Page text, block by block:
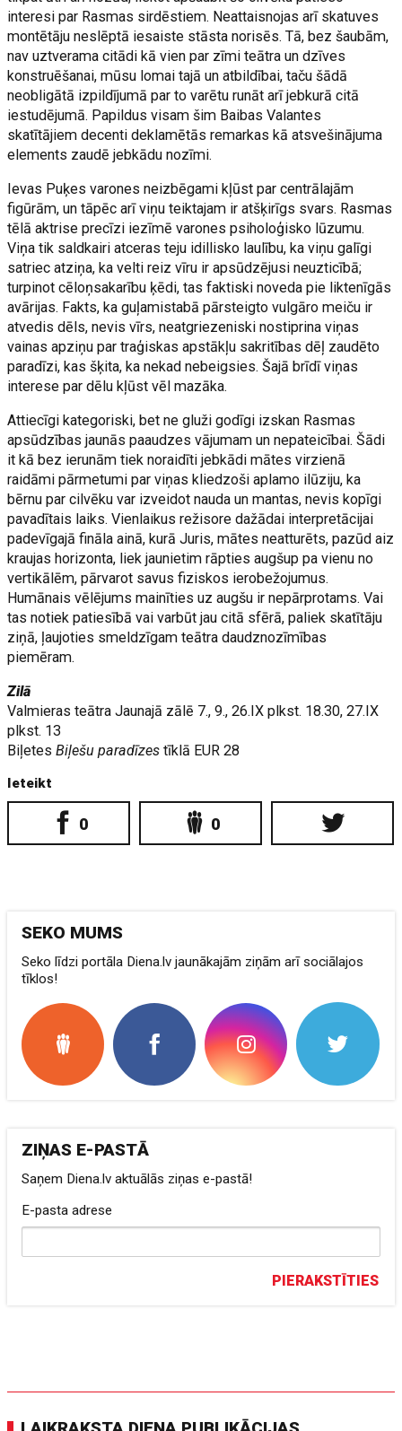
interesi par Rasmas sirdēstiem. Neattaisnojas arī skatuves
montētāju neslēptā iesaiste stāsta norisēs. Tā, bez šaubām,
nav uztverama citādi kā vien par zīmi teātra un dzīves
konstruēšanai, mūsu lomai tajā un atbildībai, taču šādā
neobligātā izpildījumā par to varētu runāt arī jebkurā citā
iestudējumā. Papildus visam šim Baibas Valantes
skatītājiem decenti deklamētās remarkas kā atsvešinājuma
elements zaudē jebkādu nozīmi.
Ievas Puķes varones neizbēgami kļūst par centrālajām
figūrām, un tāpēc arī viņu teiktajam ir atšķirīgs svars. Rasmas
tēlā aktrise precīzi iezīmē varones psiholoģisko lūzumu.
Viņa tik saldkairi atceras teju idillisko laulību, ka viņu galīgi
satriec atziņa, ka velti reiz vīru ir apsūdzējusi neuzticībā;
turpinot cēloņsakarību ķēdi, tas faktiski noveda pie liktenīgās
avārijas. Fakts, ka guļamistabā pārsteigto vulgāro meiču ir
atvedis dēls, nevis vīrs, neatgriezeniski nostiprina viņas
vainas apziņu par traģiskas apstākļu sakritības dēļ zaudēto
paradīzi, kas šķita, ka nekad nebeigsies. Šajā brīdī viņas
interese par dēlu kļūst vēl mazāka.
Attiecīgi kategoriski, bet ne gluži godīgi izskan Rasmas
apsūdzības jaunās paaudzes vājumam un nepateicībai. Šādi
it kā bez ierunām tiek noraidīti jebkādi mātes virzienā
raidāmi pārmetumi par viņas kliedzoši aplamo ilūziju, ka
bērnu par cilvēku var izveidot nauda un mantas, nevis kopīgi
pavadītais laiks. Vienlaikus režisore dažādai interpretācijai
padevīgajā fināla ainā, kurā Juris, mātes neatturēts, pazūd aiz
kraujas horizonta, liek jaunietim rāpties augšup pa vienu no
vertikālēm, pārvarot savus fiziskos ierobežojumus.
Humānais vēlējums mainīties uz augšu ir nepārprotams. Vai
tas notiek patiesībā vai varbūt jau citā sfērā, paliek skatītāju
ziņā, ļaujoties smeldzīgam teātra daudznozīmības
piemēram.
Zilā
Valmieras teātra Jaunajā zālē 7., 9., 26.IX plkst. 18.30, 27.IX
plkst. 13
BiļetesBiļešu paradīzes tīklā EUR 28
Ieteikt
0 0
SEKO MUMS
Seko līdzi portāla Diena.lv jaunākajām ziņām arī sociālajos
tīklos!
ZIŅAS E-PASTĀ
Saņem Diena.lv aktuālās ziņas e-pastā!
E-pasta adrese
PIERAKSTĪTIES